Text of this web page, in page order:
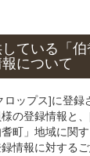
ている 「
について
ロップス]に登録
の登録情報と
町」地域に関
情報に対する